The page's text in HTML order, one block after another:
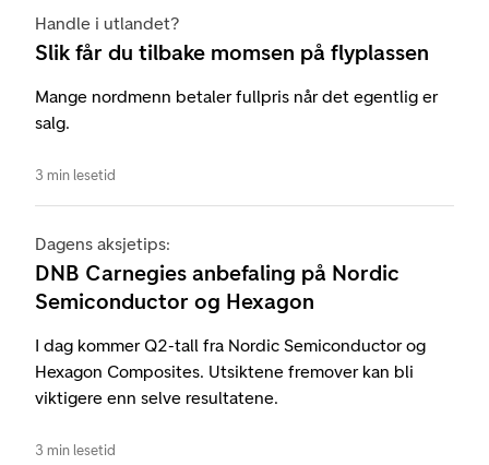
Handle i utlandet?
Slik får du tilbake momsen på flyplassen
Mange nordmenn betaler fullpris når det egentlig er
salg.
3 min lesetid
Dagens aksjetips:
DNB Carnegies anbefaling på Nordic
Semiconductor og Hexagon
I dag kommer Q2-tall fra Nordic Semiconductor og
Hexagon Composites. Utsiktene fremover kan bli
viktigere enn selve resultatene.
3 min lesetid